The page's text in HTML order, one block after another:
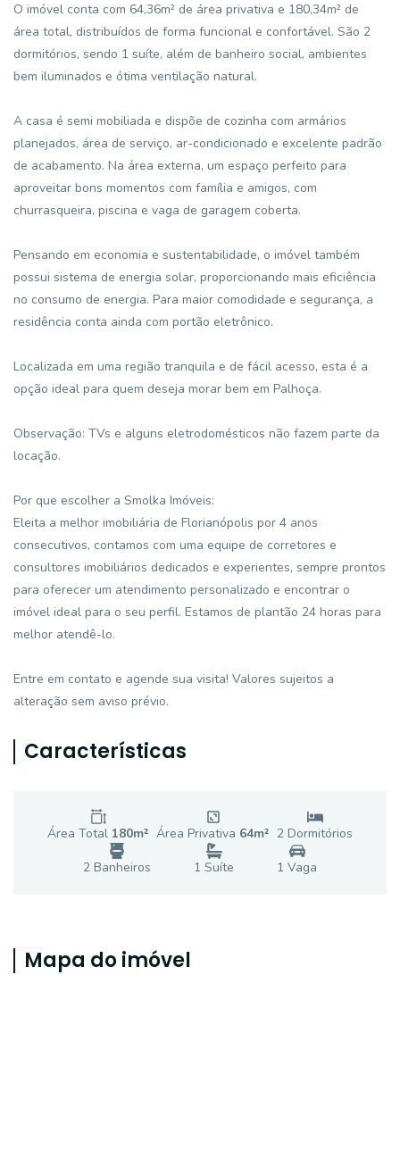
O imóvel conta com 64,36m² de área privativa e 180,34m² de
área total, distribuídos de forma funcional e confortável. São 2
dormitórios, sendo 1 suíte, além de banheiro social, ambientes
bem iluminados e ótima ventilação natural.
A casa é semi mobiliada e dispõe de cozinha com armários
planejados, área de serviço, ar-condicionado e excelente padrão
de acabamento. Na área externa, um espaço perfeito para
aproveitar bons momentos com família e amigos, com
churrasqueira, piscina e vaga de garagem coberta.
Pensando em economia e sustentabilidade, o imóvel também
possui sistema de energia solar, proporcionando mais eficiência
no consumo de energia. Para maior comodidade e segurança, a
residência conta ainda com portão eletrônico.
Localizada em uma região tranquila e de fácil acesso, esta é a
opção ideal para quem deseja morar bem em Palhoça.
Observação: TVs e alguns eletrodomésticos não fazem parte da
locação.
Por que escolher a Smolka Imóveis:
Eleita a melhor imobiliária de Florianópolis por 4 anos
consecutivos, contamos com uma equipe de corretores e
consultores imobiliários dedicados e experientes, sempre prontos
para oferecer um atendimento personalizado e encontrar o
imóvel ideal para o seu perfil. Estamos de plantão 24 horas para
melhor atendê-lo.
Entre em contato e agende sua visita! Valores sujeitos a
alteração sem aviso prévio.
Características
Área Total 180m² Área Privativa 64m² 2 Dormitórios
2 Banheiros 1 Suíte 1 Vaga
Mapa do imóvel